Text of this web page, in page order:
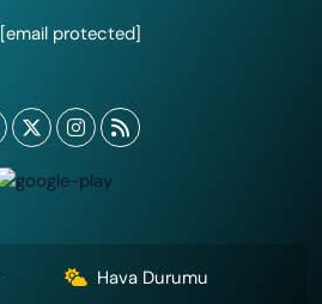
[email protected]
Hava Durumu